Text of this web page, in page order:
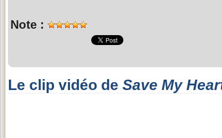
Note :
Le clip vidéo de Save My